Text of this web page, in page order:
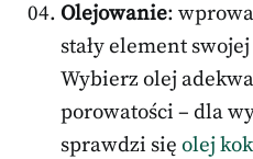
Olejowanie:
stały element
Wybierz olej
porowatości – dla
sprawdzi się olej